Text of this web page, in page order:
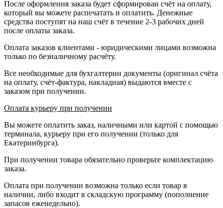
После оформления заказа будет сформирован счёт на оплату,
который вы можете распечатать и оплатить. Денежные
средства поступят на наш счёт в течение 2-3 рабочих дней
после оплаты заказа.
Оплата заказов клиентами - юридическими лицами возможна
только по безналичному расчёту.
Все необходимые для бухгалтерии документы (оригинал счёта
на оплату, счёт-фактура, накладная) выдаются вместе с
заказом при получении.
Оплата курьеру при получении
Вы можете оплатить заказ, наличными или картой с помощью
терминала, курьеру при его получении (только для
Екатеринбурга).
При получении товара обязательно проверьте комплектацию
заказа.
Оплата при получении возможна только если товар в
наличии, либо входит в складскую программу (пополнение
запасов еженедельно).